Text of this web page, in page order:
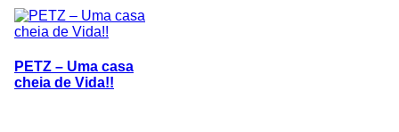
PETZ – Uma casa
cheia de Vida!!